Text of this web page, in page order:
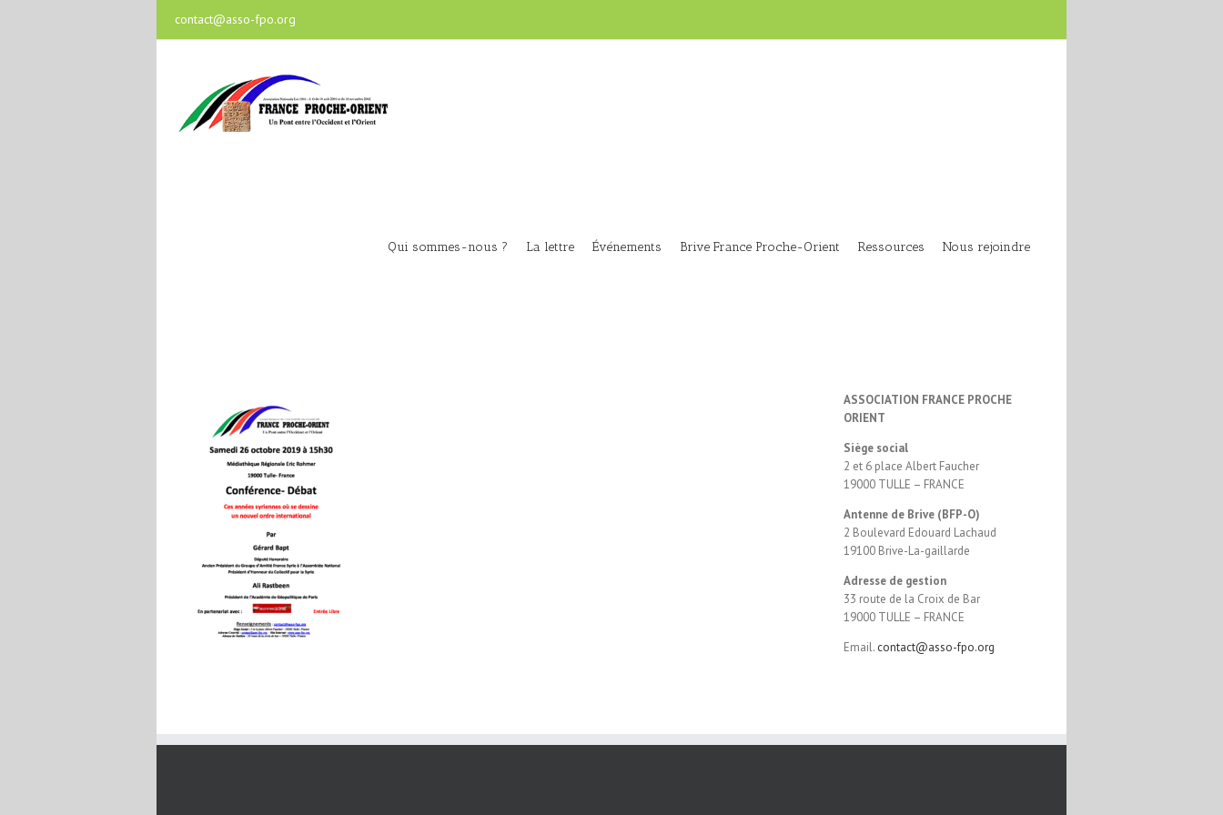
contact@asso-fpo.org
Qui sommes-nous ? La lettre Événements Brive France Proche-Orient Ressources Nous rejoindre
ASSOCIATION FRANCE PROCHE
ORIENT
Siège social
2 et 6 place Albert Faucher
19000 TULLE – FRANCE
Antenne de Brive (BFP-O)
2 Boulevard Edouard Lachaud
19100 Brive-La-gaillarde
Adresse de gestion
33 route de la Croix de Bar
19000 TULLE – FRANCE
Email. contact@asso-fpo.org